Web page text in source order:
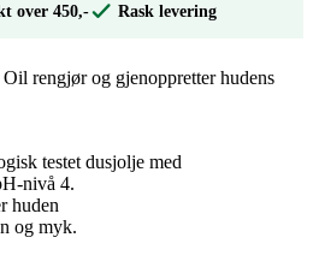
over 450,- Rask levering
rengjør og gjenoppretter hudens
testet dusjolje med
nivå 4.
huden
og myk.